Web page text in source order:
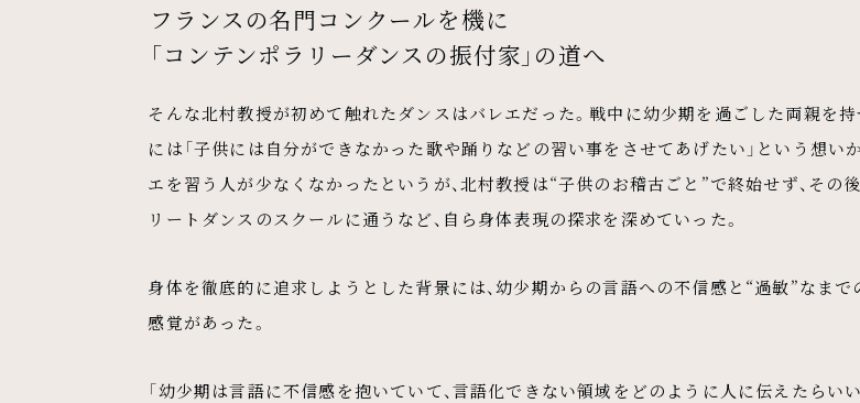
フランスの名門コンクールを機に
「コンテンポラリーダンスの振付家」の道へ
そんな北村教授が初めて触れたダンスはバレエだった。戦中に幼少期を過ごした両親を
には「子供には自分ができなかった歌や踊りなどの習い事をさせてあげたい」という想い
エを習う人が少なくなかったというが、北村教授は“子供のお稽古ごと”で終始せず、その
リートダンスのスクールに通うなど、自ら身体表現の探求を深めていった。
身体を徹底的に追求しようとした背景には、幼少期からの言語への不信感と“過敏”なまで
感覚があった。
「幼少期は言語に不信感を抱いていて、言語化できない領域をどのように人に伝えたらい